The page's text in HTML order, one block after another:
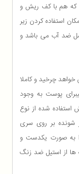
که هم با کف ریش و
استفاده کردن زیر
ضد آب می باشد و
5 جهت گوناگون خواهد چرخید و کاملا
پوست به وجود
شونده بر روی سری
به صورت یکدست و
از استیل ضد زنگ